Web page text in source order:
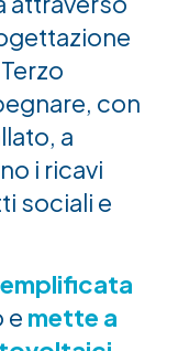
con
a
i ricavi
sociali e
e mette a